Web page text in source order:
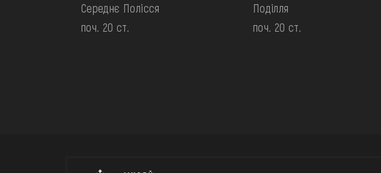
Середнє Полісся
поч. 20 ст.
Поділля
поч. 20 ст.